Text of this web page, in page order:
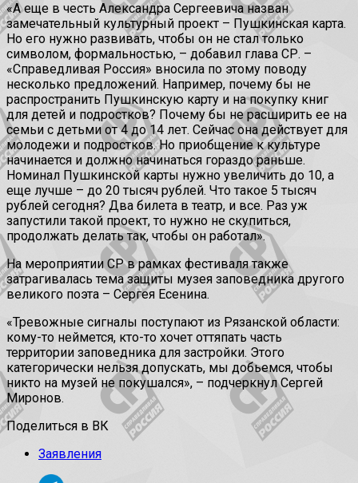
«А еще в честь Александра Сергеевича назван
замечательный культурный проект – Пушкинская карта.
Но его нужно развивать, чтобы он не стал только
символом, формальностью, – добавил глава СР. –
«Справедливая Россия» вносила по этому поводу
несколько предложений. Например, почему бы не
распространить Пушкинскую карту и на покупку книг
для детей и подростков? Почему бы не расширить ее на
семьи с детьми от 4 до 14 лет. Сейчас она действует для
молодежи и подростков. Но приобщение к культуре
начинается и должно начинаться гораздо раньше.
Номинал Пушкинской карты нужно увеличить до 10, а
еще лучше – до 20 тысяч рублей. Что такое 5 тысяч
рублей сегодня? Два билета в театр, и все. Раз уж
запустили такой проект, то нужно не скупиться,
продолжать делать так, чтобы он работал».
На мероприятии СР в рамках фестиваля также
затрагивалась тема защиты музея заповедника другого
великого поэта – Сергея Есенина.
«Тревожные сигналы поступают из Рязанской области:
кому-то неймется, кто-то хочет оттяпать часть
территории заповедника для застройки. Этого
категорически нельзя допускать, мы добьемся, чтобы
никто на музей не покушался», – подчеркнул Сергей
Миронов.
Поделиться в ВК
Заявления